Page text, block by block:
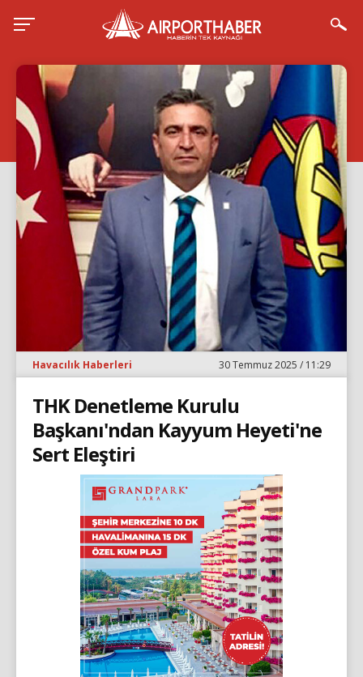
Havacılık Haberleri 30 Temmuz 2025 / 11:29
THK Denetleme Kurulu
Başkanı'ndan Kayyum Heyeti'ne
Sert Eleştiri